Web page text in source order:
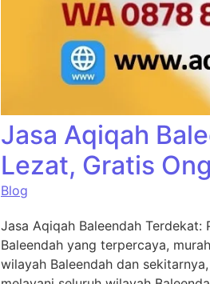
Jasa Aqiqah
Lezat, Gratis
Blog
Jasa Aqiqah Baleendah
Baleendah yang terpercaya,
wilayah Baleendah dan